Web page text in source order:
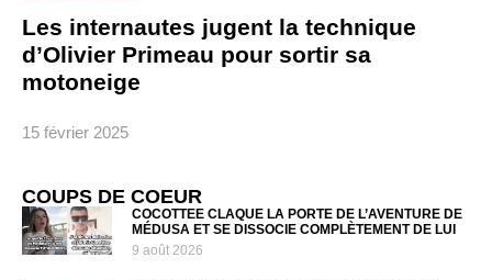
Les internautes jugent la technique
d’Olivier Primeau pour sortir sa
motoneige
15 février 2025
COUPS DE COEUR
COCOTTEE CLAQUE LA PORTE DE L’AVENTURE DE
MÉDUSA ET SE DISSOCIE COMPLÈTEMENT DE LUI
9 août 2026